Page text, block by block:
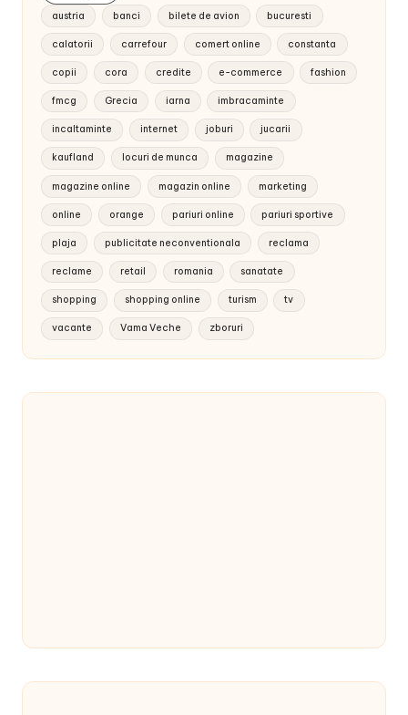
austria banci bilete de avion bucuresti
calatorii carrefour comert online constanta
copii cora credite e-commerce fashion
fmcg Grecia iarna imbracaminte
incaltaminte internet joburi jucarii
kaufland locuri de munca magazine
magazine online magazin online marketing
online orange pariuri online pariuri sportive
plaja publicitate neconventionala reclama
reclame retail romania sanatate
shopping shopping online turism tv
vacante Vama Veche zboruri